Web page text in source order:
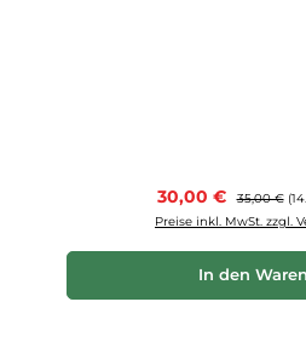
Verkaufspreis:
30,00 € Regulärer
35,00 €
Preise inkl. MwSt. zzgl.
In den